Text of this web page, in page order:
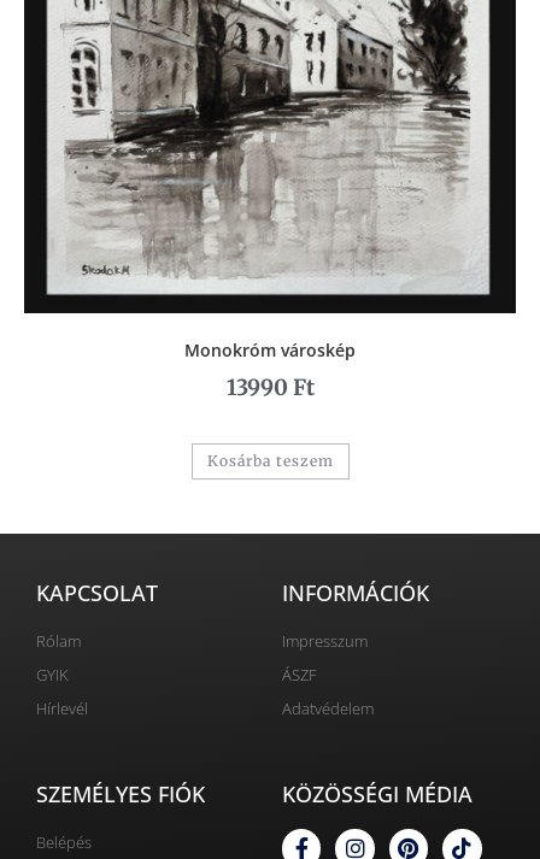
Monokróm városkép
13990 Ft
Kosárba teszem
KAPCSOLAT
Rólam
GYIK
Hírlevél
INFORMÁCIÓK
Impresszum
ÁSZF
Adatvédelem
SZEMÉLYES FIÓK
Belépés
KÖZÖSSÉGI MÉDIA